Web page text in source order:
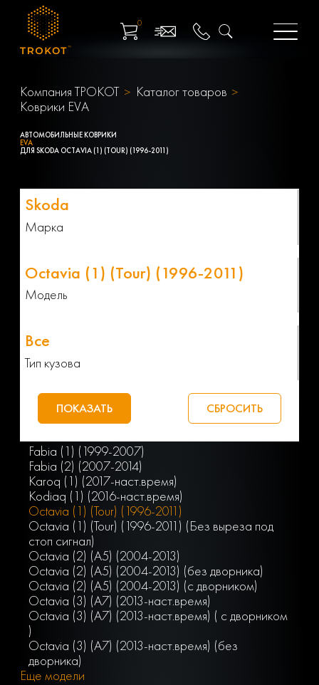
0
Компания ТРОКОТ
Каталог товаров
Коврики EVA
АВТОМОБИЛЬНЫЕ КОВРИКИ
EVA
ДЛЯ SKODA OCTAVIA (1) (TOUR) (1996-2011)
Марка
Модель
Тип кузова
Fabia (1) (1999-2007)
Fabia (2) (2007-2014)
Karoq (1) (2017-наст.время)
Kodiaq (1) (2016-наст.время)
Octavia (1) (Tour) (1996-2011)
Octavia (1) (Tour) (1996-2011) (Без выреза под
стоп сигнал)
Octavia (2) (A5) (2004-2013)
Octavia (2) (A5) (2004-2013) (без дворника)
Octavia (2) (A5) (2004-2013) (с дворником)
Octavia (3) (A7) (2013-наст.время)
Octavia (3) (A7) (2013-наст.время) ( с дворником
)
Octavia (3) (A7) (2013-наст.время) (без
дворника)
Еще модели